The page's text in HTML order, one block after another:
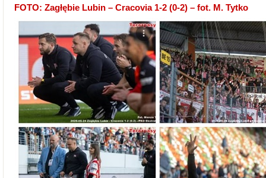
FOTO: Zagłębie Lubin – Cracovia 1-2 (0-2) – fot. M. Tytko